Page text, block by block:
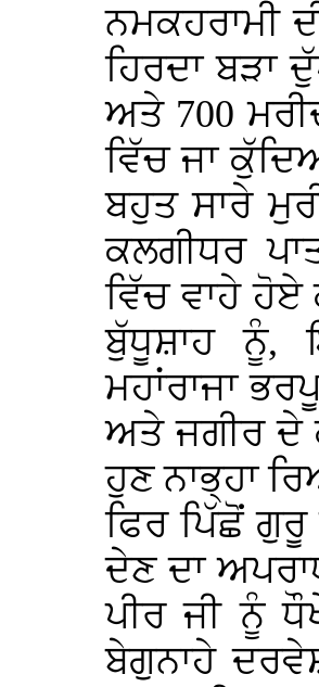
ਨਮਕਹਰਾਮੀ
ਹਿਰਦਾ ਬੜਾ
ਅਤੇ 700
ਵਿੱਚ ਜਾ
ਬਹੁਤ ਸਾਰੇ
ਕਲਗੀਧਰ
ਵਿੱਚ ਵਾਹੇ
ਬੁੱਧੂਸ਼ਾਹ ਨੂੰ,
ਮਹਾਂਰਾਜਾ
ਅਤੇ ਜਗੀਰ ਦੇ
ਹੁਣ ਨਾਭ੍ਹਾ
ਫਿਰ ਪਿੱਛੋਂ
ਦੇਣ ਦਾ
ਪੀਰ ਜੀ ਨੂੰ
ਬੇਗੁਨਾਹੇ